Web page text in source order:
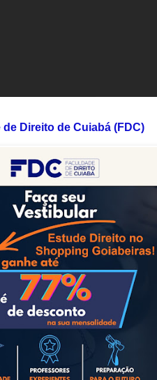
de Direito de Cuiabá (FDC)